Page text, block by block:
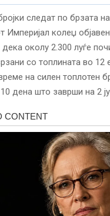
следат по брзата
Империјал колеџ
дека околу 2.300 луѓе
со топлината во 12
на силен топлотен
дена што заврши на 2